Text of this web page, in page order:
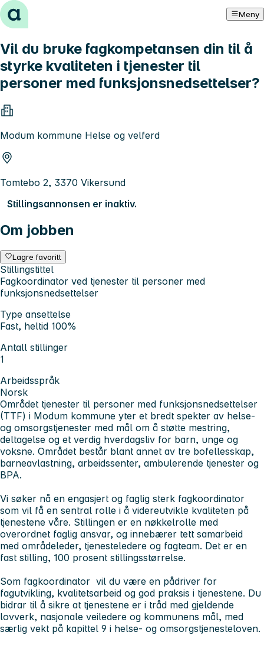
Hopp til innhold Meny
Vil du bruke fagkompetansen din til å
styrke kvaliteten i tjenester til
personer med funksjonsnedsettelser?
Modum kommune Helse og velferd
Tomtebo 2, 3370 Vikersund
Stillingsannonsen er inaktiv.
Om jobben
Lagre favoritt
Stillingstittel
Fagkoordinator ved tjenester til personer med
funksjonsnedsettelser
Type ansettelse
Fast, heltid 100%
Antall stillinger
1
Arbeidsspråk
Norsk
Området tjenester til personer med funksjonsnedsettelser
(TTF) i Modum kommune yter et bredt spekter av helse-
og omsorgstjenester med mål om å støtte mestring,
deltagelse og et verdig hverdagsliv for barn, unge og
voksne. Området består blant annet av tre bofellesskap,
barneavlastning, arbeidssenter, ambulerende tjenester og
BPA.
Vi søker nå en engasjert og faglig sterk fagkoordinator
som vil få en sentral rolle i å videreutvikle kvaliteten på
tjenestene våre. Stillingen er en nøkkelrolle med
overordnet faglig ansvar, og innebærer tett samarbeid
med områdeleder, tjenesteledere og fagteam. Det er en
fast stilling, 100 prosent stillingsstørrelse.
Som fagkoordinator vil du være en pådriver for
fagutvikling, kvalitetsarbeid og god praksis i tjenestene. Du
bidrar til å sikre at tjenestene er i tråd med gjeldende
lovverk, nasjonale veiledere og kommunens mål, med
særlig vekt på kapittel 9 i helse- og omsorgstjenesteloven.